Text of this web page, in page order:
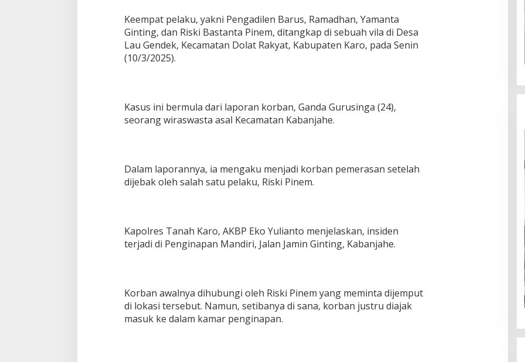
Keempat pelaku, yakni Pengadilen Barus, Ramadhan, Yamanta
Ginting, dan Riski Bastanta Pinem, ditangkap di sebuah vila di Desa
Lau Gendek, Kecamatan Dolat Rakyat, Kabupaten Karo, pada Senin
(10/3/2025).
Kasus ini bermula dari laporan korban, Ganda Gurusinga (24),
seorang wiraswasta asal Kecamatan Kabanjahe.
Dalam laporannya, ia mengaku menjadi korban pemerasan setelah
dijebak oleh salah satu pelaku, Riski Pinem.
Kapolres Tanah Karo, AKBP Eko Yulianto menjelaskan, insiden
terjadi di Penginapan Mandiri, Jalan Jamin Ginting, Kabanjahe.
Korban awalnya dihubungi oleh Riski Pinem yang meminta dijemput
di lokasi tersebut. Namun, setibanya di sana, korban justru diajak
masuk ke dalam kamar penginapan.